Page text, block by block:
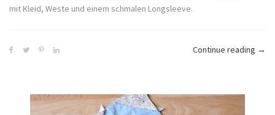
mit Kleid, Weste und einem schmalen Longsleeve.
Continue reading →